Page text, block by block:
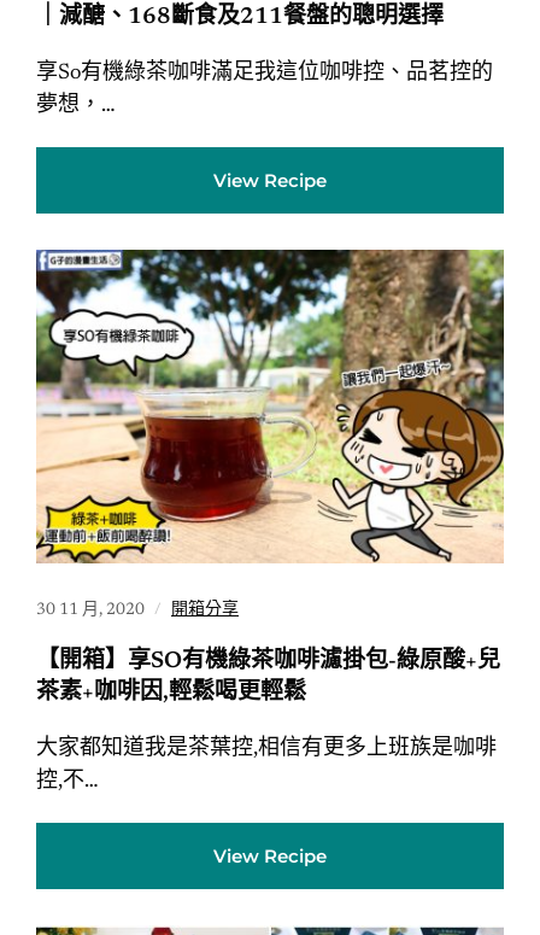
｜減醣、168斷食及211餐盤的聰明選擇
享So有機綠茶咖啡滿足我這位咖啡控、品茗控的
夢想，…
View Recipe
30 11 月, 2020 開箱分享
【開箱】享SO有機綠茶咖啡濾掛包-綠原酸+兒
茶素+咖啡因,輕鬆喝更輕鬆
大家都知道我是茶葉控,相信有更多上班族是咖啡
控,不…
View Recipe